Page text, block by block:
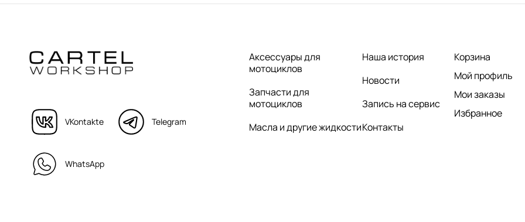
VKontakte Telegram
WhatsApp
Аксессуары для
мотоциклов
Запчасти для
мотоциклов
Масла и другие жидкости
Наша история
Новости
Запись на сервис
Контакты
Корзина
Мой профиль
Мои заказы
Избранное